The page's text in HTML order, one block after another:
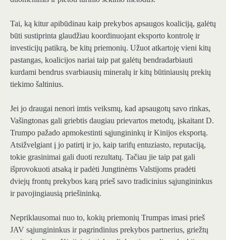
Tai, ką kitur apibūdinau kaip prekybos apsaugos koaliciją, galėtų
būti sustiprinta glaudžiau koordinuojant eksporto kontrolę ir
investicijų patikrą, be kitų priemonių. Užuot atkartoję vieni kitų
pastangas, koalicijos nariai taip pat galėtų bendradarbiauti
kurdami bendrus svarbiausių mineralų ir kitų būtiniausių prekių
tiekimo šaltinius.
Jei jo draugai nenori imtis veiksmų, kad apsaugotų savo rinkas,
Vašingtonas gali griebtis daugiau prievartos metodų, įskaitant D.
Trumpo pažado apmokestinti sąjungininkų ir Kinijos eksportą.
Atsižvelgiant į jo patirtį ir jo, kaip tarifų entuziasto, reputaciją,
tokie grasinimai gali duoti rezultatų. Tačiau jie taip pat gali
išprovokuoti atsaką ir padėti Jungtinėms Valstijoms pradėti
dviejų frontų prekybos karą prieš savo tradicinius sąjungininkus
ir pavojingiausią priešininką.
Nepriklausomai nuo to, kokių priemonių Trumpas imasi prieš
JAV sąjungininkus ir pagrindinius prekybos partnerius, griežtų